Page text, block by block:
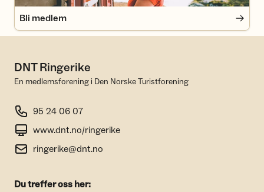
Bli medlem
DNT Ringerike
En medlemsforening i Den Norske Turistforening
95 24 06 07
www.dnt.no/ringerike
ringerike@dnt.no
Du treffer oss her: